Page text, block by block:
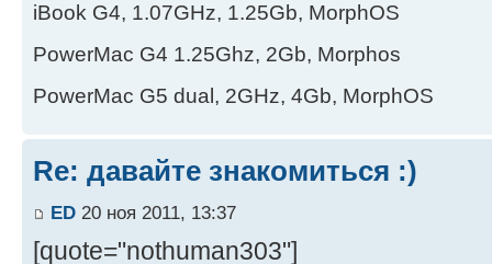
iBook G4, 1.07GHz, 1.25Gb, MorphOS
PowerMac G4 1.25Ghz, 2Gb, Morphos
PowerMac G5 dual, 2GHz, 4Gb, MorphOS
Re: давайте знакомиться :)
ED 20 ноя 2011, 13:37
[quote="nothuman303"]